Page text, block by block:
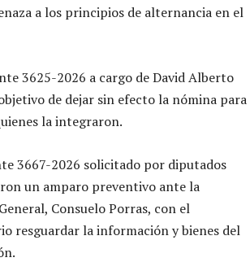
a los principios de alternancia en el
3625-2026 a cargo de David Alberto
de dejar sin efecto la nómina para
la integraron.
3667-2026 solicitado por diputados
un amparo preventivo ante la
Consuelo Porras, con el
resguardar la información y bienes del